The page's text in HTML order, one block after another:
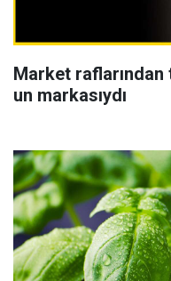
Market raflarından
un markasıydı